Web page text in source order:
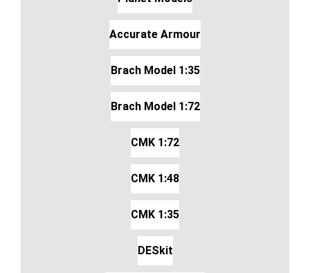
Accurate Armour
Brach Model 1:35
Brach Model 1:72
CMK 1:72
CMK 1:48
CMK 1:35
DESkit